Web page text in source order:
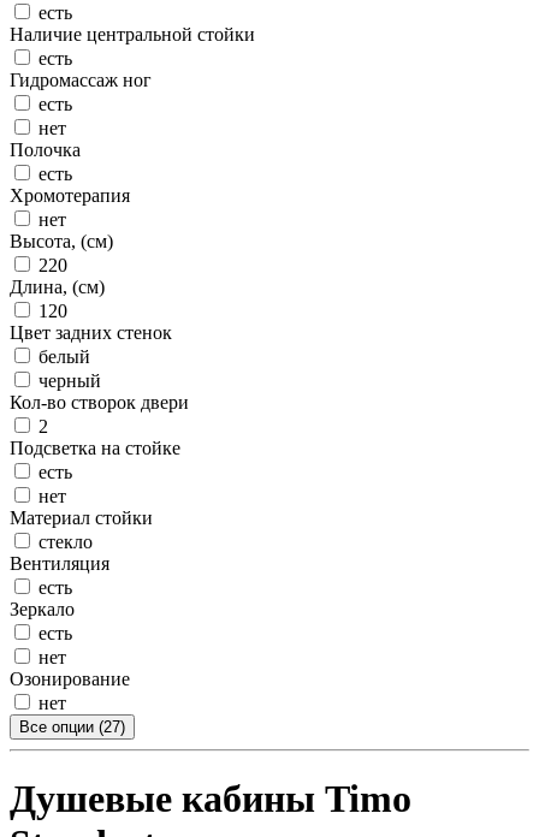
есть
Наличие центральной стойки
есть
Гидромассаж ног
есть
нет
Полочка
есть
Хромотерапия
нет
Высота, (см)
220
Длина, (см)
120
Цвет задних стенок
белый
черный
Кол-во створок двери
2
Подсветка на стойке
есть
нет
Материал стойки
стекло
Вентиляция
есть
Зеркало
есть
нет
Озонирование
нет
Все опции (27)
Душевые кабины Timo